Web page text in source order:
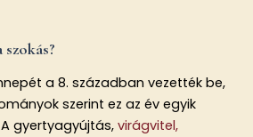
a 8. században vezették be,
szerint ez az év egyik
gyertyagyújtás,virágvitel,